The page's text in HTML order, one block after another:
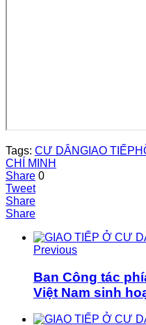
Tags: CƯ DÂNGIAO TIẾP
CHÍ MINH
Share 0
Tweet
Share
Share
Previous
Ban Công tác
Việt Nam sinh